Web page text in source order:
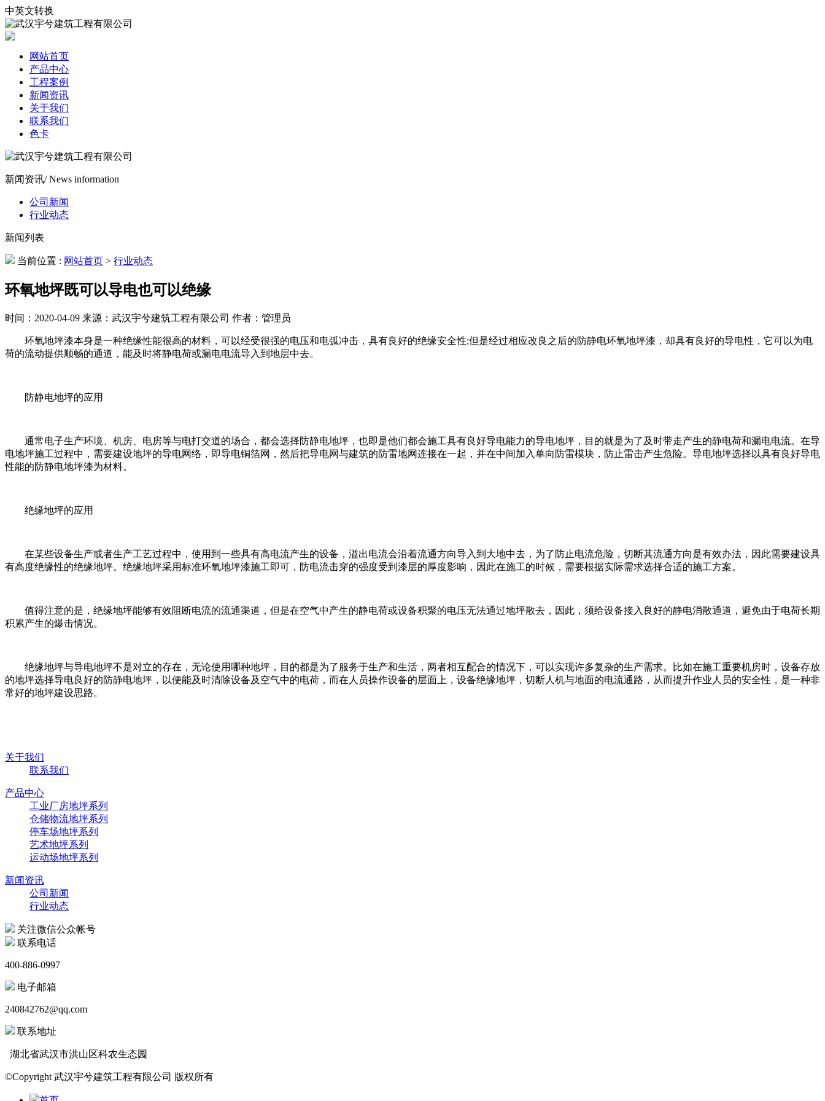
中英文转换
网站首页
产品中心
工程案例
新闻资讯
关于我们
联系我们
色卡
新闻资讯/ News information
公司新闻
行业动态
新闻列表
当前位置 : 网站首页 > 行业动态
环氧地坪既可以导电也可以绝缘
时间：2020-04-09 来源：武汉宇兮建筑工程有限公司 作者：管理员
环氧地坪漆本身是一种绝缘性能很高的材料，可以经受很强的电压和电弧冲击，具有良好的绝缘安全性;但是经过相应改良之后的防静电环氧地坪漆，却具有良好的导电性，它可以为电
荷的流动提供顺畅的通道，能及时将静电荷或漏电电流导入到地层中去。
防静电地坪的应用
通常电子生产环境、机房、电房等与电打交道的场合，都会选择防静电地坪，也即是他们都会施工具有良好导电能力的导电地坪，目的就是为了及时带走产生的静电荷和漏电电流。在导
电地坪施工过程中，需要建设地坪的导电网络，即导电铜箔网，然后把导电网与建筑的防雷地网连接在一起，并在中间加入单向防雷模块，防止雷击产生危险。导电地坪选择以具有良好导电
性能的防静电地坪漆为材料。
绝缘地坪的应用
在某些设备生产或者生产工艺过程中，使用到一些具有高电流产生的设备，溢出电流会沿着流通方向导入到大地中去，为了防止电流危险，切断其流通方向是有效办法，因此需要建设具
有高度绝缘性的绝缘地坪。绝缘地坪采用标准环氧地坪漆施工即可，防电流击穿的强度受到漆层的厚度影响，因此在施工的时候，需要根据实际需求选择合适的施工方案。
值得注意的是，绝缘地坪能够有效阻断电流的流通渠道，但是在空气中产生的静电荷或设备积聚的电压无法通过地坪散去，因此，须给设备接入良好的静电消散通道，避免由于电荷长期
积累产生的爆击情况。
绝缘地坪与导电地坪不是对立的存在，无论使用哪种地坪，目的都是为了服务于生产和生活，两者相互配合的情况下，可以实现许多复杂的生产需求。比如在施工重要机房时，设备存放
的地坪选择导电良好的防静电地坪，以便能及时清除设备及空气中的电荷，而在人员操作设备的层面上，设备绝缘地坪，切断人机与地面的电流通路，从而提升作业人员的安全性，是一种非
常好的地坪建设思路。
关于我们
联系我们
产品中心
工业厂房地坪系列
仓储物流地坪系列
停车场地坪系列
艺术地坪系列
运动场地坪系列
新闻资讯
公司新闻
行业动态
关注微信公众帐号
联系电话
400-886-0997
电子邮箱
240842762@qq.com
联系地址
湖北省武汉市洪山区科农生态园
©Copyright 武汉宇兮建筑工程有限公司 版权所有